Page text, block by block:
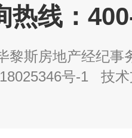
线：
斯房地产经纪事
号-1 技术